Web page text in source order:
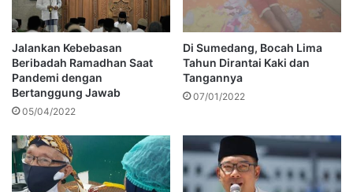
Jalankan Kebebasan
Beribadah Ramadhan Saat
Pandemi dengan
Bertanggung Jawab
05/04/2022
Di Sumedang, Bocah Lima
Tahun Dirantai Kaki dan
Tangannya
07/01/2022